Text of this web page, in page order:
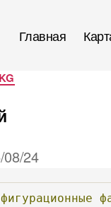
Главная
08/24